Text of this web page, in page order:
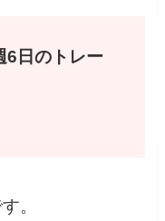
6日のトレー
。